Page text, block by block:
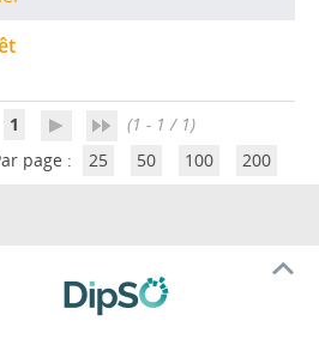
1
(1 - 1 / 1)
page :
25 50 100 200